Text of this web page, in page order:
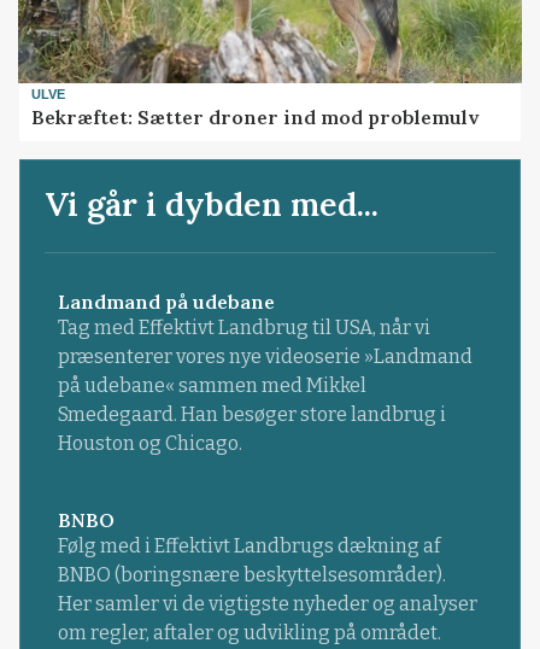
ULVE
Bekræftet: Sætter droner ind mod problemulv
Vi går i dybden med...
Landmand på udebane
Tag med Effektivt Landbrug til USA, når vi
præsenterer vores nye videoserie »Landmand
på udebane« sammen med Mikkel
Smedegaard. Han besøger store landbrug i
Houston og Chicago.
BNBO
Følg med i Effektivt Landbrugs dækning af
BNBO (boringsnære beskyttelsesområder).
Her samler vi de vigtigste nyheder og analyser
om regler, aftaler og udvikling på området.